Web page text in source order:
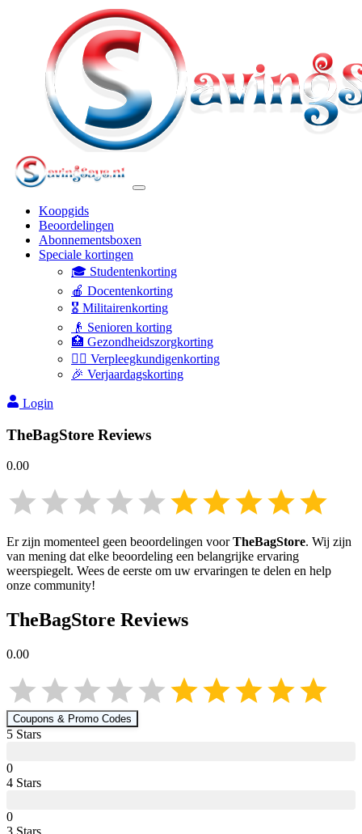
Koopgids
Beoordelingen
Abonnementsboxen
Speciale kortingen
🎓 Studentenkorting
🍎 Docentenkorting
🎖️ Militairenkorting
👴 Senioren korting
🏥 Gezondheidszorgkorting
👩‍⚕️ Verpleegkundigenkorting
🎉 Verjaardagskorting
Login
TheBagStore Reviews
0.00
Er zijn momenteel geen beoordelingen voorTheBagStore. Wij zijn
van mening dat elke beoordeling een belangrijke ervaring
weerspiegelt. Wees de eerste om uw ervaringen te delen en help
onze community!
TheBagStore Reviews
0.00
Coupons & Promo Codes
5 Stars
0
4 Stars
0